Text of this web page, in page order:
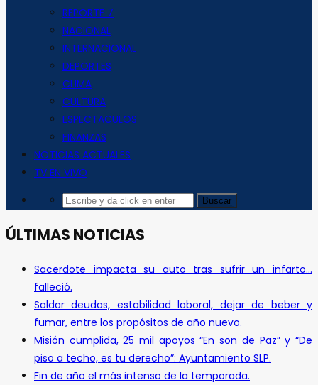
REPORTE 7
NACIONAL
INTERNACIONAL
DEPORTES
CLIMA
CULTURA
ESPECTACULOS
FINANZAS
NOTICIAS ACTUALES
TV EN VIVO
ÚLTIMAS NOTICIAS
Sacerdote impacta su auto tras sufrir un infarto…
falleció.
Saldar deudas, estabilidad laboral, dejar de beber y
fumar, entre los propósitos de año nuevo.
Misión cumplida, 25 mil apoyos “En son de Paz” y “De
piso a techo, es tu derecho”: Ayuntamiento SLP.
Fin de año el más intenso de la temporada.